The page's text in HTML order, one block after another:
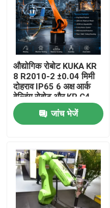
घर
उत्पाद
वीडियो
औद्योगिक रोबोट KUKA KR
8 R2010-2 ±0.04 मिमी
दोहराव IP65 6 अक्ष आर्क
वेल्डिंग रोबोट और KR C4
KR C5 KR C5-2 नियंत्रण
कैबिनेट
जांच भेजें